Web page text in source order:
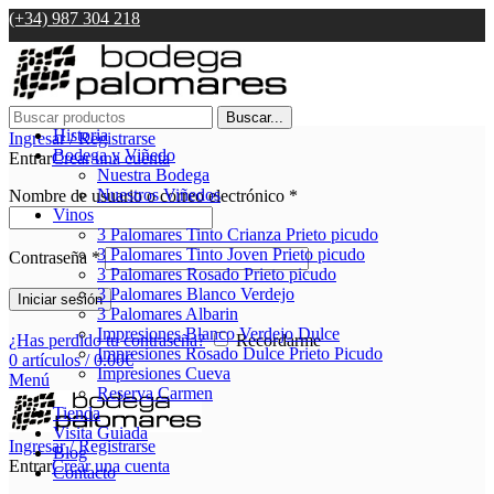
(+34) 987 304 218
Buscar...
Ingresar / Registrarse
EntrarCrear una cuenta
Nombre de usuario o correo electrónico *
Contraseña *
Iniciar sesión
¿Has perdido tu contraseña?
Recordarme
0 artículos / 0.00€
Menú
Ingresar / Registrarse
EntrarCrear una cuenta
Historia
Bodega y Viñedo
Nuestra Bodega
Nuestros Viñedos
Vinos
3 Palomares Tinto Crianza Prieto picudo
3 Palomares Tinto Joven Prieto picudo
3 Palomares Rosado Prieto picudo
3 Palomares Blanco Verdejo
3 Palomares Albarin
Impresiones Blanco Verdejo Dulce
Impresiones Rosado Dulce Prieto Picudo
Impresiones Cueva
Reserva Carmen
Tienda
Visita Guiada
Blog
Contacto